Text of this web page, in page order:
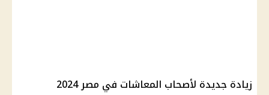
زيادة جديدة لأصحاب المعاشات في مصر 2024